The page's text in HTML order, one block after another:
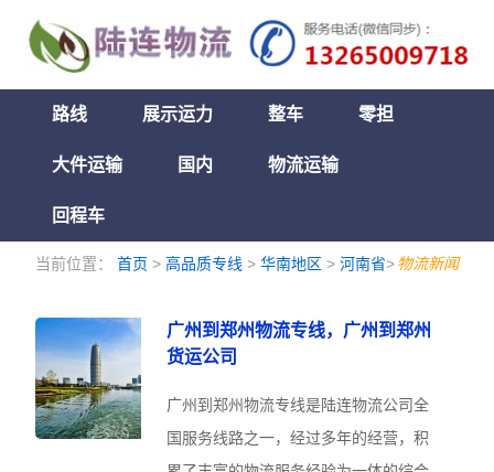
路线 展示运力 整车 零担
大件运输 国内 物流运输
回程车
当前位置：首页 >高品质专线 >华南地区 >河南省>物流新闻
广州到郑州物流专线，广州到郑州
货运公司
广州到郑州物流专线是陆连物流公司全
国服务线路之一，经过多年的经营，积